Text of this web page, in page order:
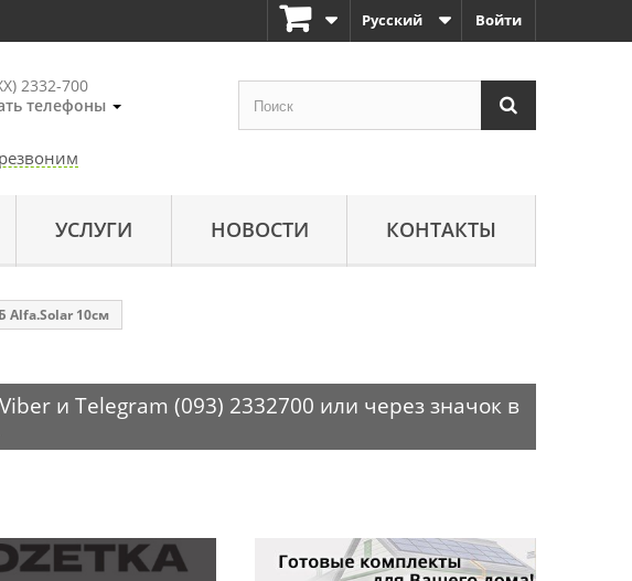
Войти
Русский
2332-700
телефоны
УСЛУГИ НОВОСТИ КОНТАКТЫ
Alfa.Solar 10см
и Telegram (093) 2332700 или через значок в